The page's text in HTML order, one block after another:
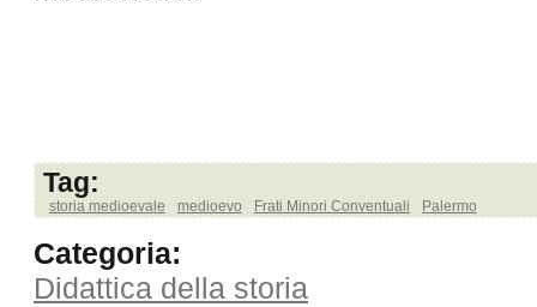
Tag:
storia medioevale medioevo Frati Minori Conventuali Palermo
Categoria:
Didattica della storia